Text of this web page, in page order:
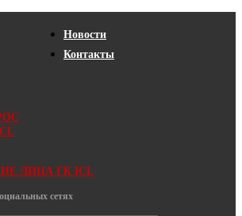
Новости
Контакты
ЛИЦА ГК ICL
сетях